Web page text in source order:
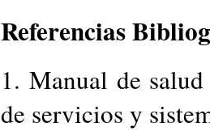
Referencias
1. Manual de
de servicios y